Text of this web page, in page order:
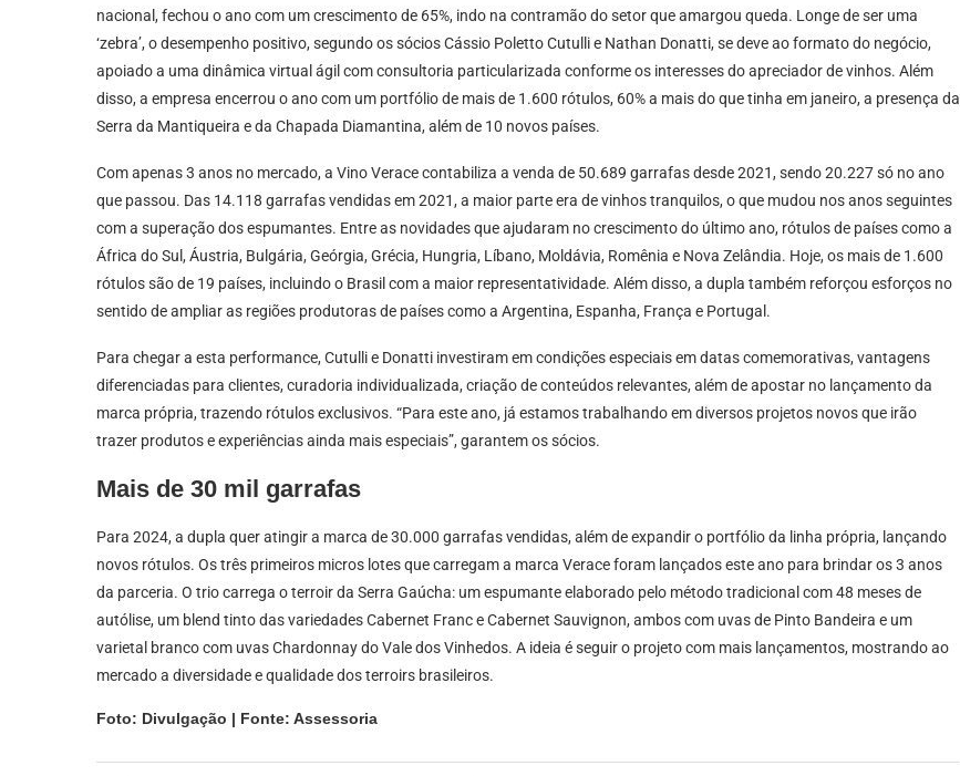
nacional, fechou o ano com um crescimento de 65%, indo na contramão do setor que amargou queda. Longe de ser uma
‘zebra’, o desempenho positivo, segundo os sócios Cássio Poletto Cutulli e Nathan Donatti, se deve ao formato do negócio,
apoiado a uma dinâmica virtual ágil com consultoria particularizada conforme os interesses do apreciador de vinhos. Além
disso, a empresa encerrou o ano com um portfólio de mais de 1.600 rótulos, 60% a mais do que tinha em janeiro, a presença da
Serra da Mantiqueira e da Chapada Diamantina, além de 10 novos países.
Com apenas 3 anos no mercado, a Vino Verace contabiliza a venda de 50.689 garrafas desde 2021, sendo 20.227 só no ano
que passou. Das 14.118 garrafas vendidas em 2021, a maior parte era de vinhos tranquilos, o que mudou nos anos seguintes
com a superação dos espumantes. Entre as novidades que ajudaram no crescimento do último ano, rótulos de países como a
África do Sul, Áustria, Bulgária, Geórgia, Grécia, Hungria, Líbano, Moldávia, Romênia e Nova Zelândia. Hoje, os mais de 1.600
rótulos são de 19 países, incluindo o Brasil com a maior representatividade. Além disso, a dupla também reforçou esforços no
sentido de ampliar as regiões produtoras de países como a Argentina, Espanha, França e Portugal.
Para chegar a esta performance, Cutulli e Donatti investiram em condições especiais em datas comemorativas, vantagens
diferenciadas para clientes, curadoria individualizada, criação de conteúdos relevantes, além de apostar no lançamento da
marca própria, trazendo rótulos exclusivos. “Para este ano, já estamos trabalhando em diversos projetos novos que irão
trazer produtos e experiências ainda mais especiais”, garantem os sócios.
Mais de 30 mil garrafas
Para 2024, a dupla quer atingir a marca de 30.000 garrafas vendidas, além de expandir o portfólio da linha própria, lançando
novos rótulos. Os três primeiros micros lotes que carregam a marca Verace foram lançados este ano para brindar os 3 anos
da parceria. O trio carrega o terroir da Serra Gaúcha: um espumante elaborado pelo método tradicional com 48 meses de
autólise, um blend tinto das variedades Cabernet Franc e Cabernet Sauvignon, ambos com uvas de Pinto Bandeira e um
varietal branco com uvas Chardonnay do Vale dos Vinhedos. A ideia é seguir o projeto com mais lançamentos, mostrando ao
mercado a diversidade e qualidade dos terroirs brasileiros.
Foto: Divulgação | Fonte: Assessoria